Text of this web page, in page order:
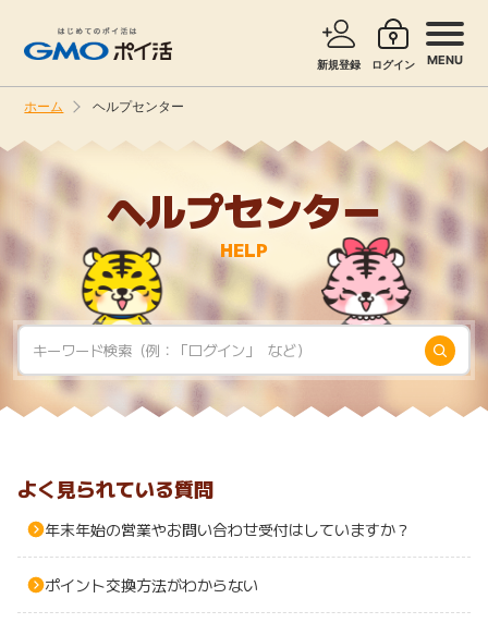
新規登録 ログイン MENU
ホーム ヘルプセンター
お知らせ
高還元
アンケート
ゲーム
ショッピングで探す
旅行・レンタカー
無料サービス
エンタメ
クレジットカード
引っ越し
買取・査定
ヘルプセンター
HELP
よく見られている質問
年末年始の営業やお問い合わせ受付はしていますか？
ポイント交換方法がわからない